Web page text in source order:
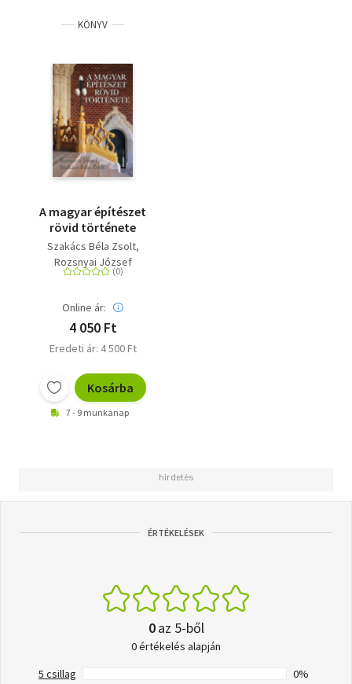
KÖNYV
A magyar építészet
rövid története
Szakács Béla Zsolt
Rozsnyai József
Online ár:
4 050 Ft
Eredeti ár: 4 500 Ft
Kosárba
7 - 9 munkanap
ÉRTÉKELÉSEK
0az 5-ből
0 értékelés alapján
5 csillag
0%